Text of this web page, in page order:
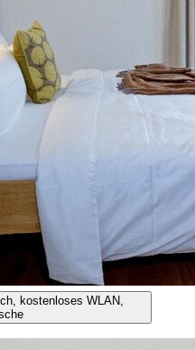
kostenloses WLAN,